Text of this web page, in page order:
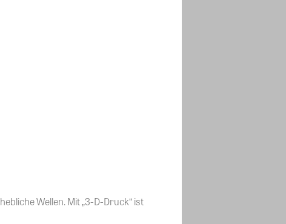
Wellen. Mit „3-D-Druck“ ist